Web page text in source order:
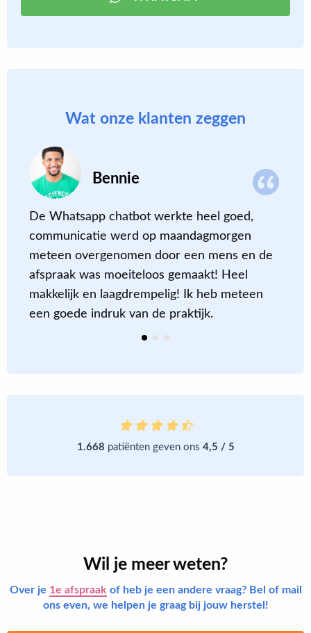
Wat onze klanten zeggen
Bennie
De Whatsapp chatbot werkte heel goed,
communicatie werd op maandagmorgen
meteen overgenomen door een mens en de
afspraak was moeiteloos gemaakt! Heel
makkelijk en laagdrempelig! Ik heb meteen
een goede indruk van de praktijk.
1.668 patiënten geven ons 4,5 / 5
Wil je meer weten?
Over je 1e afspraak of heb je een andere vraag? Bel of mail
ons even, we helpen je graag bij jouw herstel!